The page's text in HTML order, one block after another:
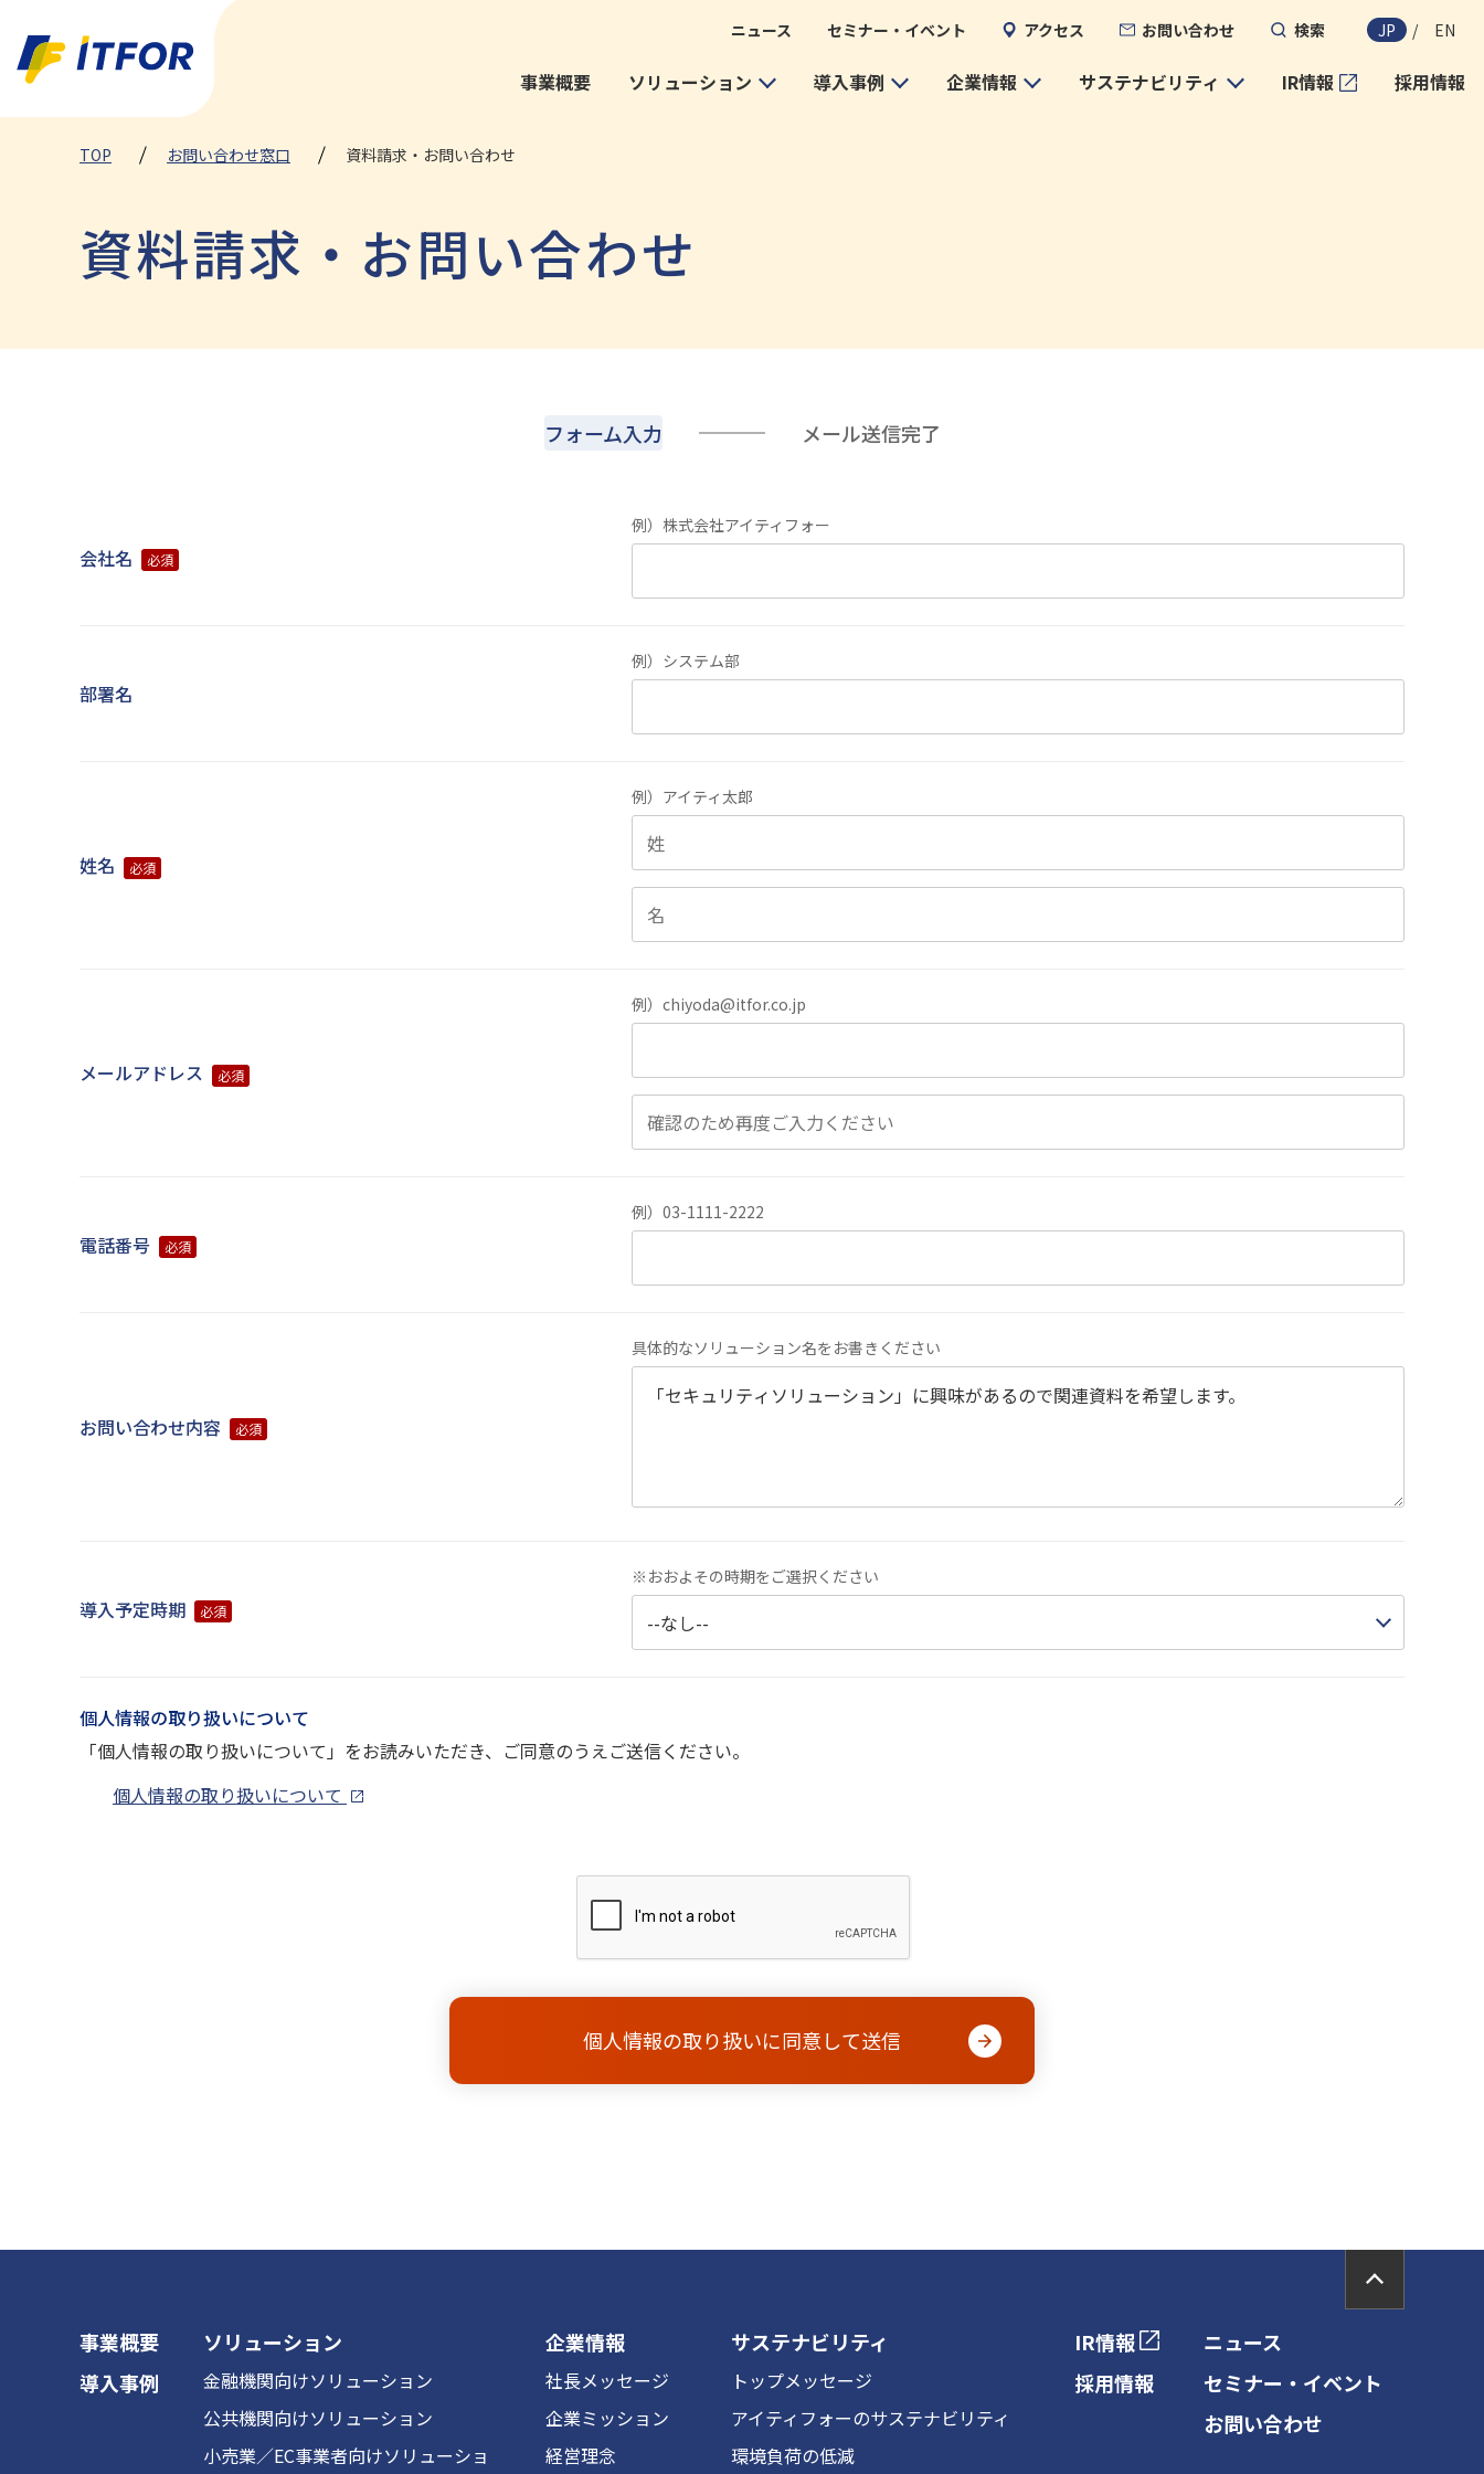
ニュース セミナー・イベント アクセス お問い合わせ 検索 JP / EN
事業概要 ソリューション 導入事例 企業情報 サステナビリティ IR情報 採用情報
TOP お問い合わせ窓口 資料請求・お問い合わせ
資料請求・お問い合わせ
フォーム入力 メール送信完了
会社名 必須
例）株式会社アイティフォー
部署名
例）システム部
姓名 必須
例）アイティ太郎
メールアドレス 必須
例）chiyoda@itfor.co.jp
電話番号 必須
例）03-1111-2222
お問い合わせ内容 必須
具体的なソリューション名をお書きください
導入予定時期 必須
※おおよその時期をご選択ください
個人情報の取り扱いについて
「個人情報の取り扱いについて」をお読みいただき、ご同意のうえご送信ください。
個人情報の取り扱いについて
PAGE TOP
事業概要
導入事例
ソリューション
金融機関向けソリューション
公共機関向けソリューション
小売業／EC事業者向けソリューショ
企業情報
社長メッセージ
企業ミッション
経営理念
サステナビリティ
トップメッセージ
アイティフォーのサステナビリティ
環境負荷の低減
IR情報
採用情報
ニュース
セミナー・イベント
お問い合わせ